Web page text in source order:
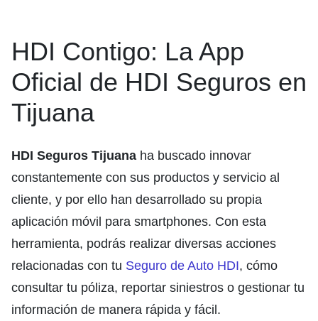
HDI Contigo: La App
Oficial de HDI Seguros en
Tijuana
HDI Seguros Tijuana ha buscado innovar
constantemente con sus productos y servicio al
cliente, y por ello han desarrollado su propia
aplicación móvil para smartphones. Con esta
herramienta, podrás realizar diversas acciones
relacionadas con tu Seguro de Auto HDI, cómo
consultar tu póliza, reportar siniestros o gestionar tu
información de manera rápida y fácil.